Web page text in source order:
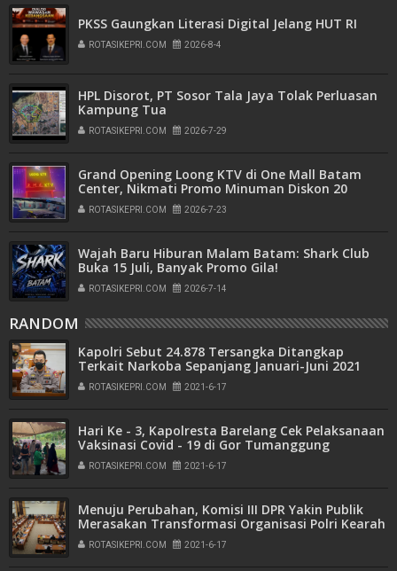
PKSS Gaungkan Literasi Digital Jelang HUT RI
ROTASIKEPRI.COM 2026-8-4
HPL Disorot, PT Sosor Tala Jaya Tolak Perluasan
Kampung Tua
ROTASIKEPRI.COM 2026-7-29
Grand Opening Loong KTV di One Mall Batam
Center, Nikmati Promo Minuman Diskon 20
Persen
ROTASIKEPRI.COM 2026-7-23
Wajah Baru Hiburan Malam Batam: Shark Club
Buka 15 Juli, Banyak Promo Gila!
ROTASIKEPRI.COM 2026-7-14
RANDOM
Kapolri Sebut 24.878 Tersangka Ditangkap
Terkait Narkoba Sepanjang Januari-Juni 2021
ROTASIKEPRI.COM 2021-6-17
Hari Ke - 3, Kapolresta Barelang Cek Pelaksanaan
Vaksinasi Covid - 19 di Gor Tumanggung
ROTASIKEPRI.COM 2021-6-17
Menuju Perubahan, Komisi III DPR Yakin Publik
Merasakan Transformasi Organisasi Polri Kearah
Modern
ROTASIKEPRI.COM 2021-6-17